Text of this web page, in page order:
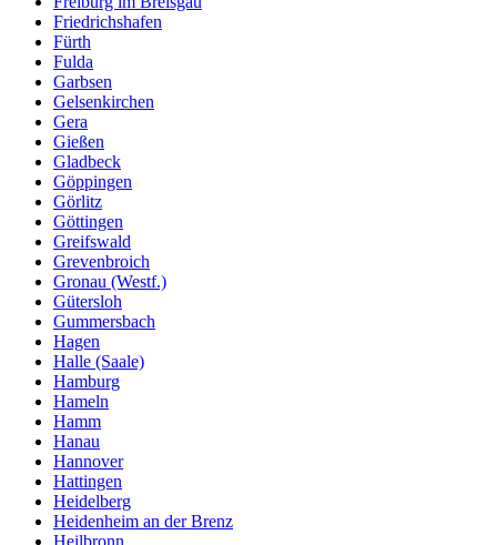
Friedrichshafen
Fürth
Fulda
Garbsen
Gelsenkirchen
Gera
Gießen
Gladbeck
Göppingen
Görlitz
Göttingen
Greifswald
Grevenbroich
Gronau (Westf.)
Gütersloh
Gummersbach
Hagen
Halle (Saale)
Hamburg
Hameln
Hamm
Hanau
Hannover
Hattingen
Heidelberg
Heidenheim an der Brenz
Heilbronn